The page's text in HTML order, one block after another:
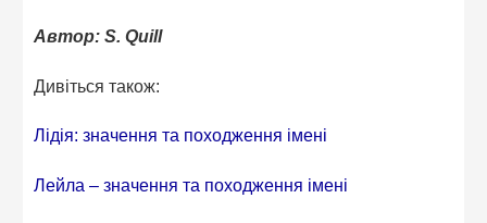
Автор: S. Quill
Дивіться також:
Лідія: значення та походження імені
Лейла – значення та походження імені